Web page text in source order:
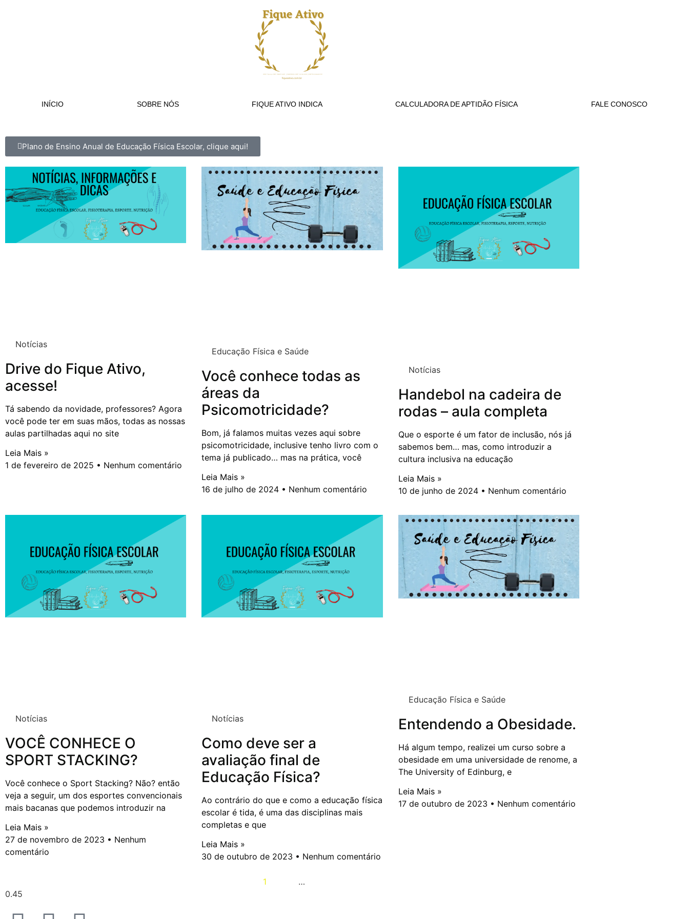
INÍCIO SOBRE NÓS FIQUE ATIVO INDICA CALCULADORA DE APTIDÃO FÍSICA FALE CONOSCO
Plano de Ensino Anual de Educação Física Escolar, clique aqui!
Notícias
Drive do Fique Ativo,
acesse!
Tá sabendo da novidade, professores? Agora
você pode ter em suas mãos, todas as nossas
aulas partilhadas aqui no site
Leia Mais »
1 de fevereiro de 2025
Nenhum comentário
Educação Física e Saúde
Você conhece todas as
áreas da
Psicomotricidade?
Bom, já falamos muitas vezes aqui sobre
psicomotricidade, inclusive tenho livro com o
tema já publicado… mas na prática, você
Leia Mais »
16 de julho de 2024
Nenhum comentário
Notícias
Handebol na cadeira de
rodas – aula completa
Que o esporte é um fator de inclusão, nós já
sabemos bem… mas, como introduzir a
cultura inclusiva na educação
Leia Mais »
10 de junho de 2024
Nenhum comentário
Notícias
VOCÊ CONHECE O
SPORT STACKING?
Você conhece o Sport Stacking? Não? então
veja a seguir, um dos esportes convencionais
mais bacanas que podemos introduzir na
Leia Mais »
27 de novembro de 2023
Nenhum
comentário
Notícias
Como deve ser a
avaliação final de
Educação Física?
Ao contrário do que e como a educação física
escolar é tida, é uma das disciplinas mais
completas e que
Leia Mais »
30 de outubro de 2023
Nenhum comentário
Educação Física e Saúde
Entendendo a Obesidade.
Há algum tempo, realizei um curso sobre a
obesidade em uma universidade de renome, a
The University of Edinburg, e
Leia Mais »
17 de outubro de 2023
Nenhum comentário
1 …